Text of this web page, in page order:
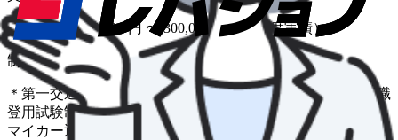
賞与金額 160,000 円 〜 300,000 円（前年度実績）
制度
＊第一交通グループ全国拠点３０都道府県あり。 ＊管理職
登用試験制度あり。 ＊
マイカー通勤：任意保険加入者、無料駐車場あ